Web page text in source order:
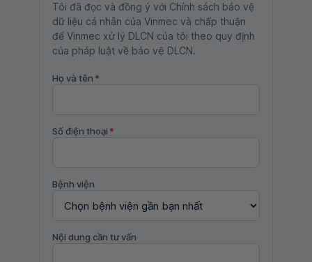
Tôi đã đọc và đồng ý với Chính sách bảo vệ
dữ liệu cá nhân của Vinmec và chấp thuận
để Vinmec xử lý DLCN của tôi theo quy định
của pháp luật về bảo vệ DLCN.
Họ và tên *
Số điện thoại *
Bệnh viện
Nội dung cần tư vấn